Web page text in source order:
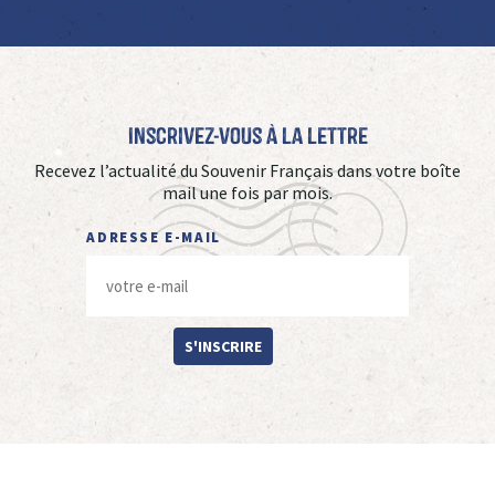
Inscrivez-vous à La Lettre
Recevez l’actualité du Souvenir Français dans votre boîte
mail une fois par mois.
ADRESSE E-MAIL
S'INSCRIRE